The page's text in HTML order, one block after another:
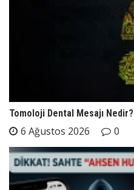
Tomoloji Dental Mesajı Nedir?
6 Ağustos 2026 0